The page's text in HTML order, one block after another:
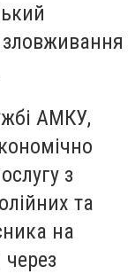
зловживання
АМКУ,
з
та
на